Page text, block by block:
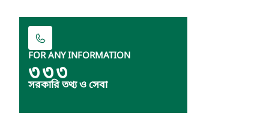
FOR ANY INFORMATION
৩৩৩
সরকারি তথ্য ও সেবা